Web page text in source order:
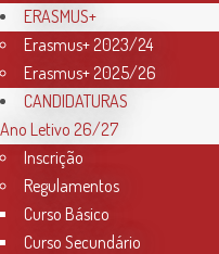
ERASMUS+
Erasmus+ 2023/24
Erasmus+ 2025/26
CANDIDATURAS
Ano Letivo 26/27
Inscrição
Regulamentos
Curso Básico
Curso Secundário